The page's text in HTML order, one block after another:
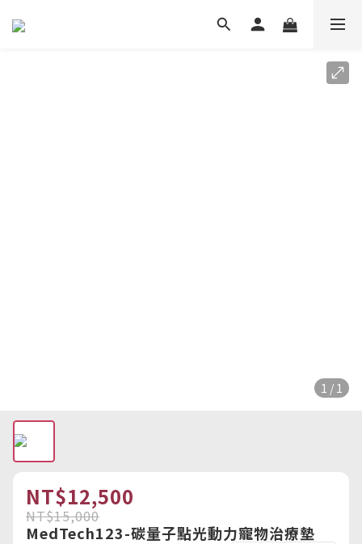
1 / 1
NT$12,500
NT$15,000
MedTech123-碳量子點光動力寵物治療墊